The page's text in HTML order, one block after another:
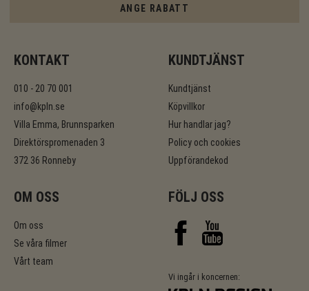
ANGE RABATT
KONTAKT
010 - 20 70 001
info@kpln.se
Villa Emma, Brunnsparken
Direktörspromenaden 3
372 36 Ronneby
KUNDTJÄNST
Kundtjänst
Köpvillkor
Hur handlar jag?
Policy och cookies
Uppförandekod
OM OSS
Om oss
Se våra filmer
Vårt team
FÖLJ OSS
Vi ingår i koncernen: